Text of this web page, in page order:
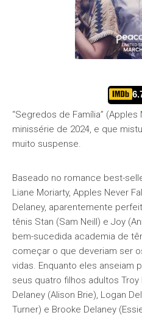
“Segredos de Família”
minissérie de 2024, e que
muito suspense.
Baseado no romance best-
Liane Moriarty, Apples Never
Delaney, aparentemente
tênis Stan (Sam Neill) e Joy
bem-sucedida academia de
começar o que deveriam ser
vidas. Enquanto eles anseiam
seus quatro filhos adultos Troy
Delaney (Alison Brie), Logan
Turner) e Brooke Delaney